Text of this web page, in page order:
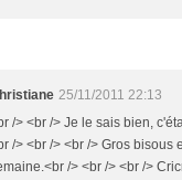
25/11/2011 22:13
/> <br /> Je le sais bien,
/> <br /> <br /> Gros bisous
/> <br /> <br />